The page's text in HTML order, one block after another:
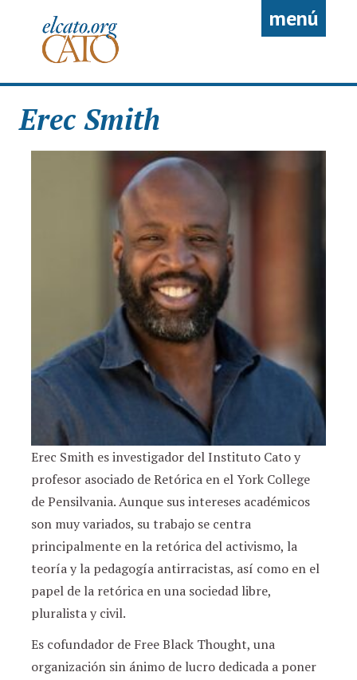
menú
Erec Smith
Erec Smith es investigador del Instituto Cato y
profesor asociado de Retórica en el York College
de Pensilvania. Aunque sus intereses académicos
son muy variados, su trabajo se centra
principalmente en la retórica del activismo, la
teoría y la pedagogía antirracistas, así como en el
papel de la retórica en una sociedad libre,
pluralista y civil.
Es cofundador de Free Black Thought, una
organización sin ánimo de lucro dedicada a poner